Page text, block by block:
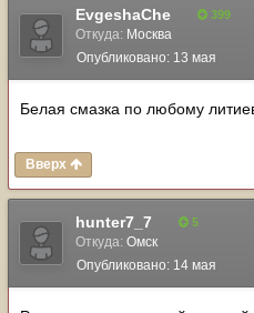
EvgeshaChe 399
Откуда: Москва
Опубликовано: 13 мая
Белая смазка по любому
Вверх
hunter7_7 5
Откуда: Омск
Опубликовано: 14 мая